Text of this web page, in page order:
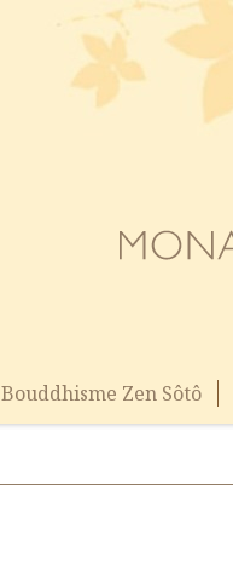
Bouddhisme Zen Sôtô